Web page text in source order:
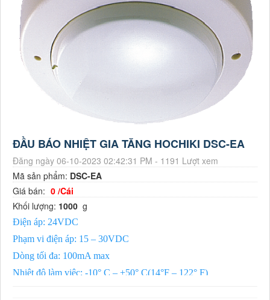
ĐẦU BÁO NHIỆT GIA TĂNG HOCHIKI DSC-EA
Đăng ngày 06-10-2023 02:42:31 PM - 1191 Lượt xem
Mã sản phẩm: DSC-EA
Giá bán: 0 /Cái
Khối lượng: 1000 g
Điện áp: 24VDC
Phạm vi điện áp: 15 – 30VDC
Dòng tối đa: 100mA max
Nhiệt độ làm việc: -10° C – +50° C(14°F – 122° F)